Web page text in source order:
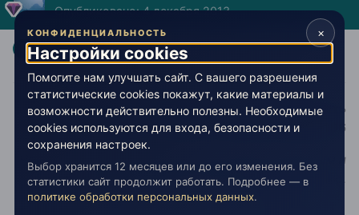
Опубликовано:4 декабря 2013
@Данутик , это как?
Телеграм-чат Живой Эзотерики, Поддержать
проект (Т-Банк) :2200396108086196
Человек — это канат, протянутый между животным и
Сверхчеловеком, это канат над пропастью.
×
КОНФИДЕНЦИАЛЬНОСТЬ
Настройки cookies
Помогите нам улучшать сайт. С вашего разрешения
статистические cookies покажут, какие материалы и
возможности действительно полезны. Необходимые
cookies используются для входа, безопасности и
сохранения настроек.
Выбор хранится 12 месяцев или до его изменения. Без
статистики сайт продолжит работать. Подробнее — в
политике обработки персональных данных.